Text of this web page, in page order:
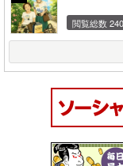
閲覧総数